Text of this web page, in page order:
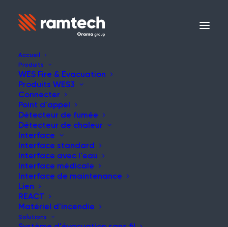
Accueil
Produits
WES Fire & Evacuation
Produits WES3
Connecter
Point d'appel
Détecteur de fumée
Détecteur de chaleur
Interface
Interface standard
Interface avec l'eau
Interface médicale
Interface de maintenance
Lien
REACT
Matériel d'incendie
Solutions
NOUVELLES
Systèmes d'alarme
incendie sans fil ou
câblés sur les chantiers
de construction